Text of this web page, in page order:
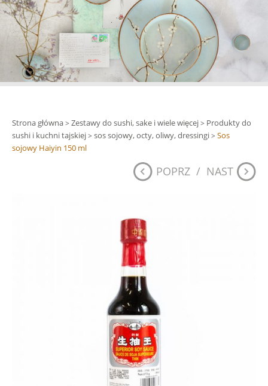
Strona główna> Zestawy do sushi, sake i wiele więcej> Produkty do
sushi i kuchni tajskiej> sos sojowy, octy, oliwy, dressingi> Sos
sojowy Haiyin 150 ml
POPRZ / NAST